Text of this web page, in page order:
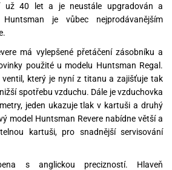
už 40 let a je neustále upgradován a
je vůbec nejprodávanějším
má vylepšené přetáčení zásobníku a
použité u modelu Huntsman Regal.
ventil, který je nyní z titanu a zajišťuje tak
spotřebu vzduchu. Dále je vzduchovka
jeden ukazuje tlak v kartuši a druhý
model Huntsman Revere nabídne větší a
kartuši, pro snadnější servisování
s anglickou precizností. Hlaveň